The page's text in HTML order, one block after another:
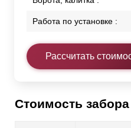
Работа по установке :
Рассчитать
Стоимость забора